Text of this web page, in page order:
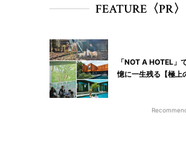
FEATURE〈PR〉
「NOT A HOTEL」
憶に一生残る【極上